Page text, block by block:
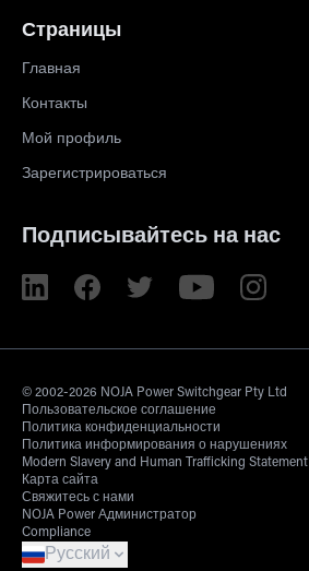
Страницы
Главная
Контакты
Мой профиль
Зарегистрироваться
Подписывайтесь на нас
© 2002-2026 NOJA Power Switchgear Pty Ltd
Пользовательское соглашение
Политика конфиденциальности
Политика информирования о нарушениях
Modern Slavery and Human Trafficking Statement
Карта сайта
Свяжитесь с нами
NOJA Power Администратор
Compliance
Русский